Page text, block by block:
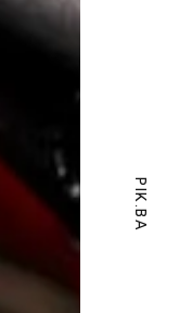
PIK.BA